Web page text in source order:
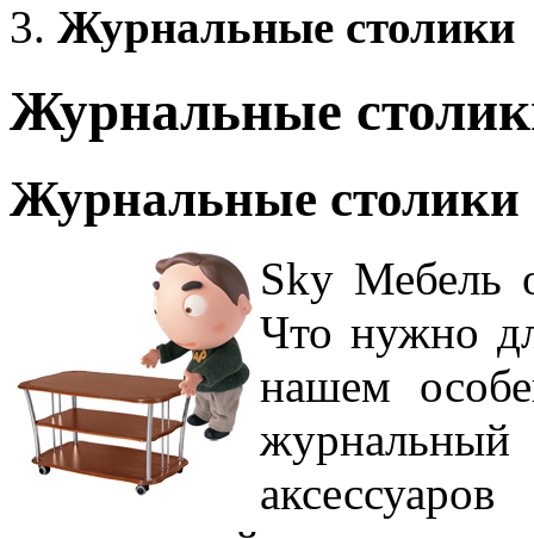
Журнальные столики
Журнальные
Журнальные столики
Sky Мебель
Что нужно
нашем
журнальный